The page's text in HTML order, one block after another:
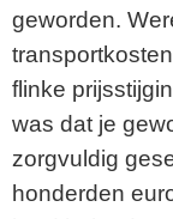
geworden.
flinke
was dat je
zorgvuldig
honderden